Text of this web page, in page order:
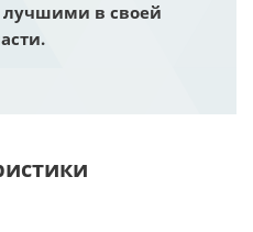
лучшими в своей